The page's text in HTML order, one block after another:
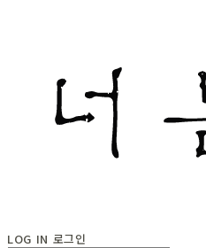
LOG IN 로그인